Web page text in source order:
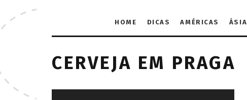
HOME DICAS AMÉRICAS ÁSIA
CERVEJA EM PRAGA